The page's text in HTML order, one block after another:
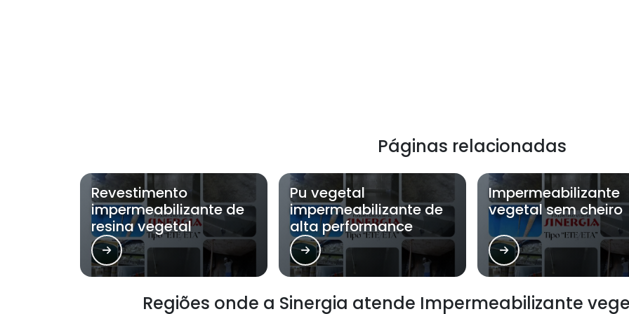
Páginas relacionadas
Revestimento
impermeabilizante de
resina vegetal
Pu vegetal
impermeabilizante de
alta performance
Impermeabilizante
vegetal sem cheiro
Regiões onde a Sinergia atende Impermeabilizante